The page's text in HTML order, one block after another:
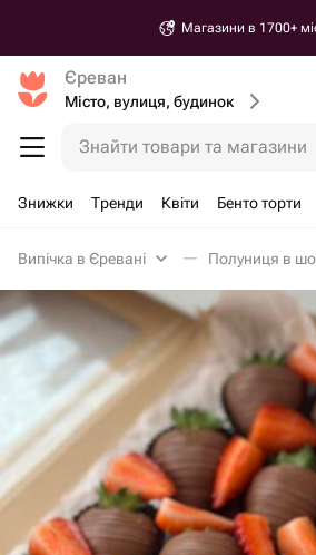
Магазини в 1700+
Єреван
Місто, вулиця, будинок
Знайти товари та магазини
Знижки Тренди Квіти Бенто торти
Випічка в Єревані Полуниця в